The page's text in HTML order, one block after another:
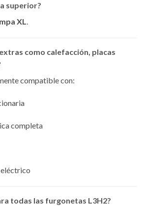
superior?
XL.
como calefacción, placas
compatible con:
completa
eléctrico
todas las furgonetas L3H2?